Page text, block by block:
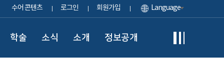
수어 콘텐츠 로그인 회원가입 Language
학술 소식 소개 정보공개